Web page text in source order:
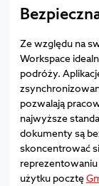
Ze względu na
Workspace
podróży.
pozwalają
najwyższe
dokumenty są
skoncentrować
użytku pocztę